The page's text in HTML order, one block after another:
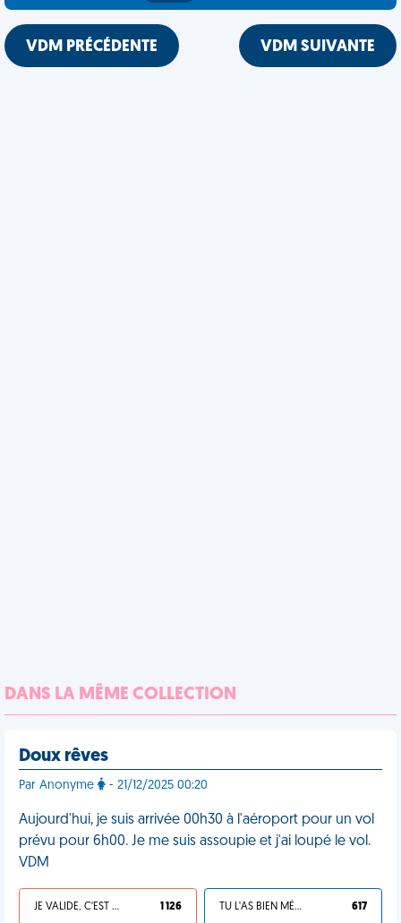
VDM PRÉCÉDENTE VDM SUIVANTE
DANS LA MÊME COLLECTION
Doux rêves
Par Anonyme - 21/12/2025 00:20
Aujourd'hui, je suis arrivée 00h30 à l'aéroport pour un vol
prévu pour 6h00. Je me suis assoupie et j'ai loupé le vol.
VDM
JE VALIDE, C'EST UNE VDM 1 126 TU L'AS BIEN MÉRITÉ 617